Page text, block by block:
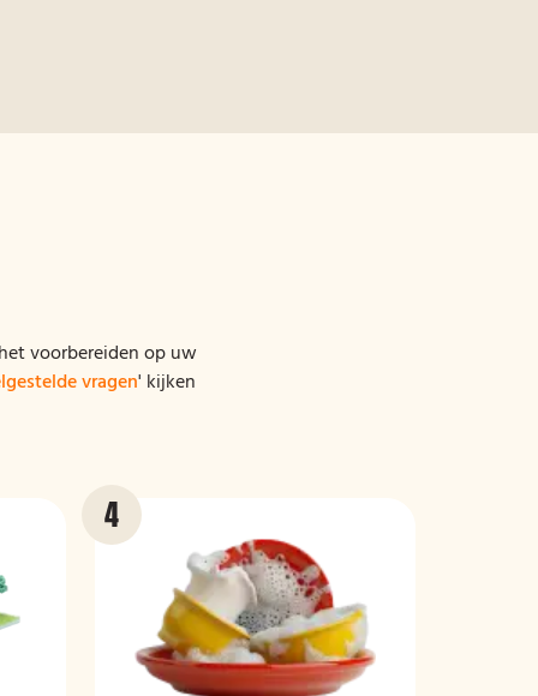
voorbereiden op uw
vragen' kijken